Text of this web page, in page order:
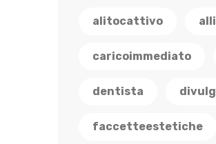
alitocattivo
caricoimmediato
dentista
faccetteestetiche